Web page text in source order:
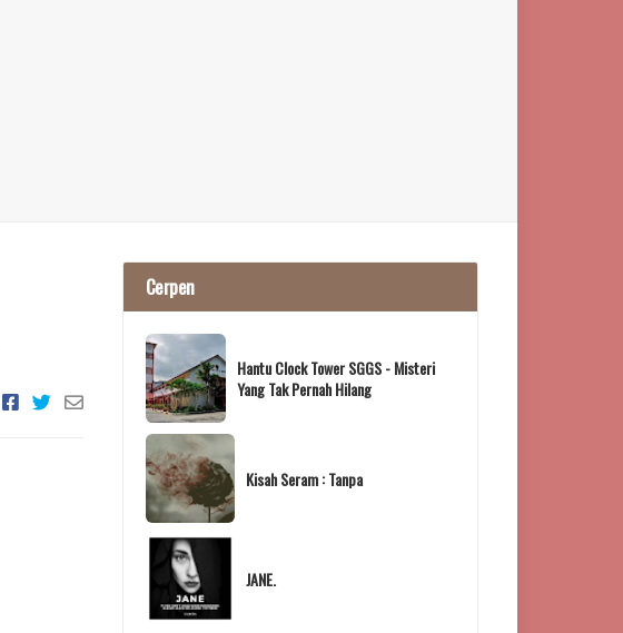
Cerpen
Hantu Clock Tower SGGS - Misteri
Yang Tak Pernah Hilang
Kisah Seram : Tanpa
JANE.